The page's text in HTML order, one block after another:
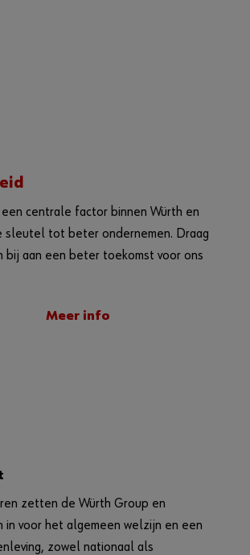
een centrale factor binnen Würth en
sleutel tot beter ondernemen. Draag
bij aan een beter toekomst voor ons
Meer info
zetten de Würth Group en
in voor het algemeen welzijn en een
zowel nationaal als